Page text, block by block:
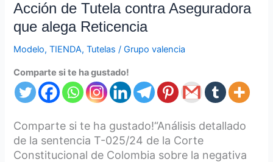
Acción de Tutela contra Aseguradora
que alega Reticencia
Modelo,TIENDA,Tutelas /Grupo valencia
Comparte si te ha gustado!
Comparte si te ha gustado!“Análisis detallado
de la sentencia T-025/24 de la Corte
Constitucional de Colombia sobre la negativa